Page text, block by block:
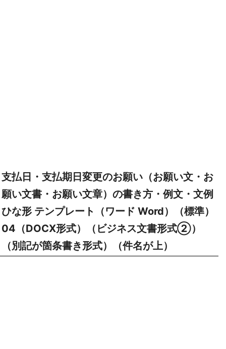
支払日・支払期日変更のお願い（お願い文・お
願い文書・お願い文章）の書き方・例文・文例
ひな形 テンプレート（ワード Word）（標準）
04（DOCX形式）（ビジネス文書形式②）
（別記が箇条書き形式）（件名が上）